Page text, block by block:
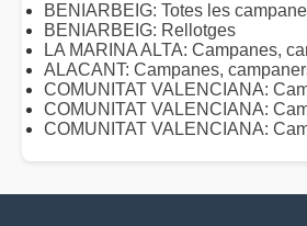
BENIARBEIG: Totes les
BENIARBEIG: Rellotges
LA MARINA ALTA: Campanes,
ALACANT: Campanes,
COMUNITAT VALENCIANA:
COMUNITAT VALENCIANA:
COMUNITAT VALENCIANA: